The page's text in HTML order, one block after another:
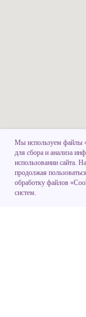
Мы используем файлы
для сбора и анализа
использовании сайта.
продолжая
обработку файлов
систем.